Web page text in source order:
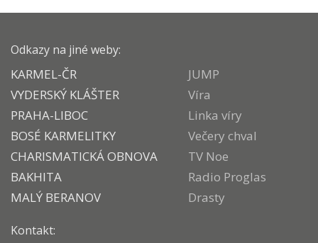
Odkazy na jiné weby:
KARMEL-ČR
VYDERSKÝ KLÁŠTER
PRAHA-LIBOC
BOSÉ KARMELITKY
CHARISMATICKÁ OBNOVA
BAKHITA
MALÝ BERANOV
JUMP
Víra
Linka víry
Večery chval
TV Noe
Radio Proglas
Drasty
Kontakt: